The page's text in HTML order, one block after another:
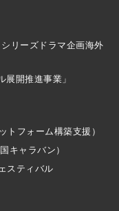
リーズドラマ企画海外
展開推進事業」
トフォーム構築支援）
キャラバン）
スティバル